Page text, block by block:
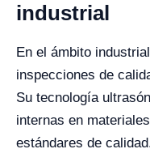
industrial
En el ámbito
inspecciones de
Su tecnología
internas en
estándares de